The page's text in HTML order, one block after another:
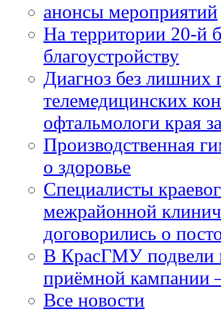
анонсы мероприятий
На территории 20-й
благоустройству
Диагноз без лишних
телемедицинских
офтальмологи края
Производственная
о здоровье
Специалисты
межрайонной
договорились о
В КрасГМУ подвели
приёмной кампании
Все новости